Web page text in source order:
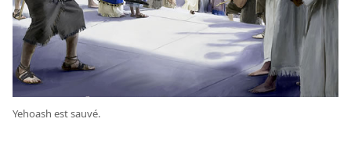
Yehoash est sauvé.